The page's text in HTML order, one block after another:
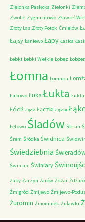
Zielonka Pasłęcka Zielonki
Zwolle Zygmuntowo Zławieś
Złoty Las Złoty Potok Ćmielów
Łajsy Łaniewo Łapy Łasica
Łebki Łebki Wielkie Łobez
Łomna Łomnica
Łubowo Łuka Łukta Łukta
Łódź Łąck Łączki Łąkie
Łętowo Śladów Ślesin
Śrem Śródka Świdnica Świdwin
Świedziebnia
Świniarc Świniary
Żaby Żarzyn Żarów Żdżar
Żmigród Żmijewo Żmijewo-
Żuromin Żurominek Żuławki